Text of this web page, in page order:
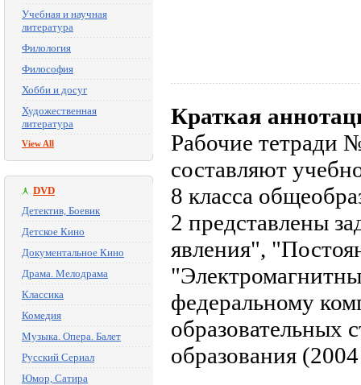
Учебная и научная
литература
Филология
Философия
Хобби и досуг
Художественная
литература
View All
DVD
Детектив, Боевик
Детское Кино
Документальное Кино
Драма. Мелодрама
Классика
Комедия
Музыка. Опера. Балет
Русский Сериал
Юмор, Сатира
Краткая
Рабочие тетради
составляют
8 класса
2 представлены
явления",
федеральному
образовательных
образования